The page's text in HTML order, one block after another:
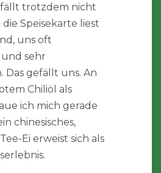
trotzdem nicht
die Speisekarte liest
uns oft
sehr
Das gefällt uns. An
Chiliöl als
ich mich gerade
chinesisches,
Ei erweist sich als